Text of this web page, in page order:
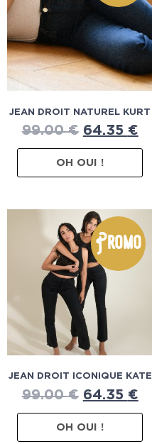
JEAN DROIT NATUREL KURT
99.00€ 64.35 €
OH OUI !
Promo
JEAN DROIT ICONIQUE KATE
99.00€ 64.35 €
OH OUI !